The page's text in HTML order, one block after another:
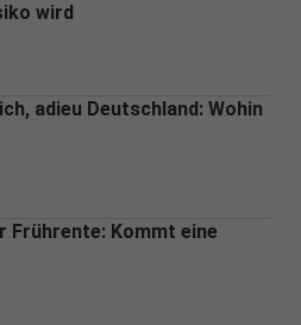
wird
adieu Deutschland: Wohin
Frührente: Kommt eine